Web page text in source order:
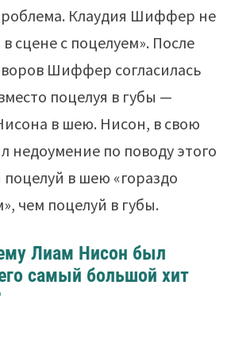
Клаудия Шиффер не
сцене с поцелуем». После
Шиффер согласилась
поцелуя в губы —
в шею. Нисон, в свою
недоумение по поводу этого
в шею «гораздо
чем поцелуй в губы.
Лиам Нисон был
самый большой хит